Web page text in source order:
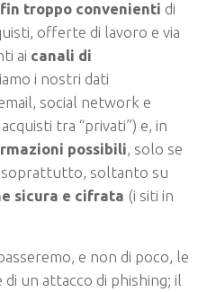
troppo convenienti di
offerte di lavoro e via
ai canali di
i nostri dati
social network e
tra “privati”) e, in
possibili , solo se
soprattutto, soltanto su
sicura e cifrata (i siti in
e non di poco, le
un attacco di phishing; il